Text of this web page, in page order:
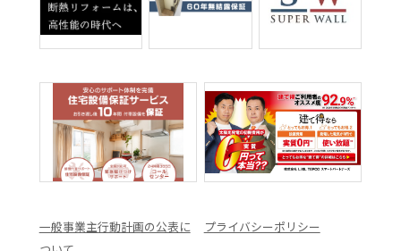
一般事業主行動計画の公表に
プライバシーポリシー